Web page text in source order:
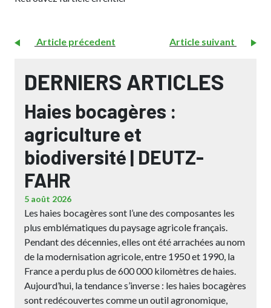
Article précedent Article suivant
DERNIERS ARTICLES
Haies bocagères :
agriculture et
biodiversité | DEUTZ-
FAHR
5 août 2026
Les haies bocagères sont l’une des composantes les
plus emblématiques du paysage agricole français.
Pendant des décennies, elles ont été arrachées au nom
de la modernisation agricole, entre 1950 et 1990, la
France a perdu plus de 600 000 kilomètres de haies.
Aujourd’hui, la tendance s’inverse : les haies bocagères
sont redécouvertes comme un outil agronomique,